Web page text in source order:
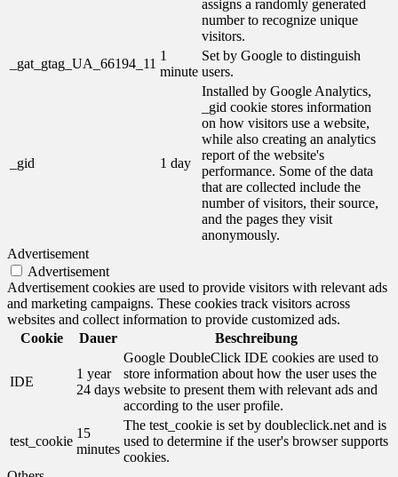
assigns a randomly generated
number to recognize unique
visitors.
_gat_gtag_UA_66194_11
1
minute
Set by Google to distinguish
users.
_gid 1 day
Installed by Google Analytics,
_gid cookie stores information
on how visitors use a website,
while also creating an analytics
report of the website's
performance. Some of the data
that are collected include the
number of visitors, their source,
and the pages they visit
anonymously.
Advertisement
Advertisement
Advertisement cookies are used to provide visitors with relevant ads
and marketing campaigns. These cookies track visitors across
websites and collect information to provide customized ads.
Cookie
Dauer Beschreibung
IDE
1 year
24 days
Google DoubleClick IDE cookies are used to
store information about how the user uses the
website to present them with relevant ads and
according to the user profile.
test_cookie
15
minutes
The test_cookie is set by doubleclick.net and is
used to determine if the user's browser supports
cookies.